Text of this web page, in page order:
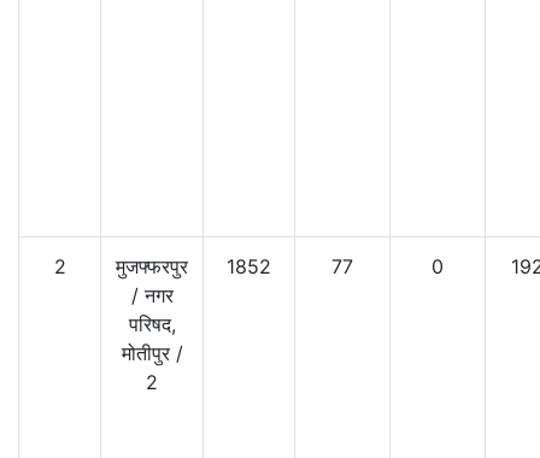
2
मुजफ्फरपुर
/नगर
परिषद,
मोतीपुर /
2
1852 77 0